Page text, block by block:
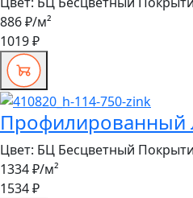
886 ₽/м²
1019 ₽
Профилированный
Цвет: БЦ Бесцветный
1334 ₽/м²
1534 ₽